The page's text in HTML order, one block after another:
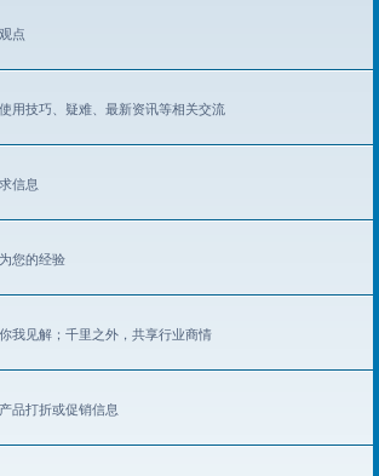
点
用技巧、疑难、最新资讯等相关交流
信息
您的经验
我见解；千里之外，共享行业商情
品打折或促销信息